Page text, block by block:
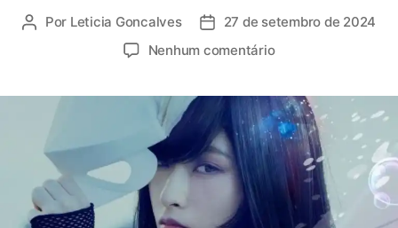
i
a
A
r
s
t
Por Leticia Goncalves
D
d
p
u
b
27 de setembro de 2024
Nenhum comentárioe
e
r
f